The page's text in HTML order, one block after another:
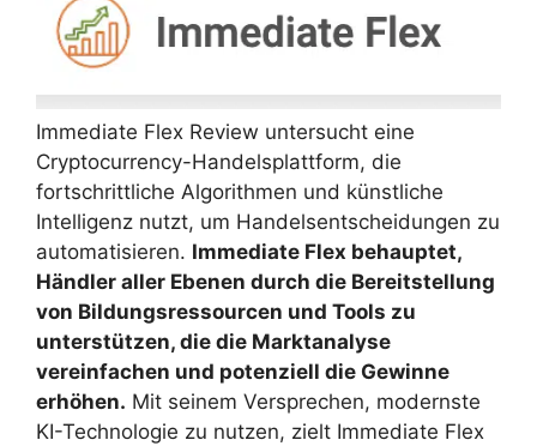
Immediate Flex Review untersucht eine
Cryptocurrency-Handelsplattform, die
fortschrittliche Algorithmen und künstliche
Intelligenz nutzt, um Handelsentscheidungen zu
automatisieren. Immediate Flex behauptet,
Händler aller Ebenen durch die Bereitstellung
von Bildungsressourcen und Tools zu
unterstützen, die die Marktanalyse
vereinfachen und potenziell die Gewinne
erhöhen. Mit seinem Versprechen, modernste
KI-Technologie zu nutzen, zielt Immediate Flex